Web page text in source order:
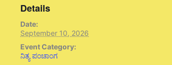
Details
Date:
September 10, 2026
Event Category:
ನಿತ್ಯ ಪಂಚಾಂಗ